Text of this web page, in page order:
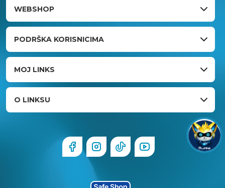
WEBSHOP
PODRŠKA KORISNICIMA
MOJ LINKS
O LINKSU